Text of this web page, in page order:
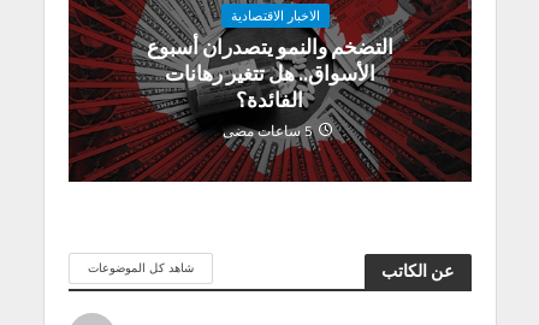
الاخبار الاقتصادية
التضخم والنمو يتصدران أسبوع
الأسواق.. هل تتغير رهانات
الفائدة؟
5 ساعات مضى
عن الكاتب شاهد كل الموضوعات